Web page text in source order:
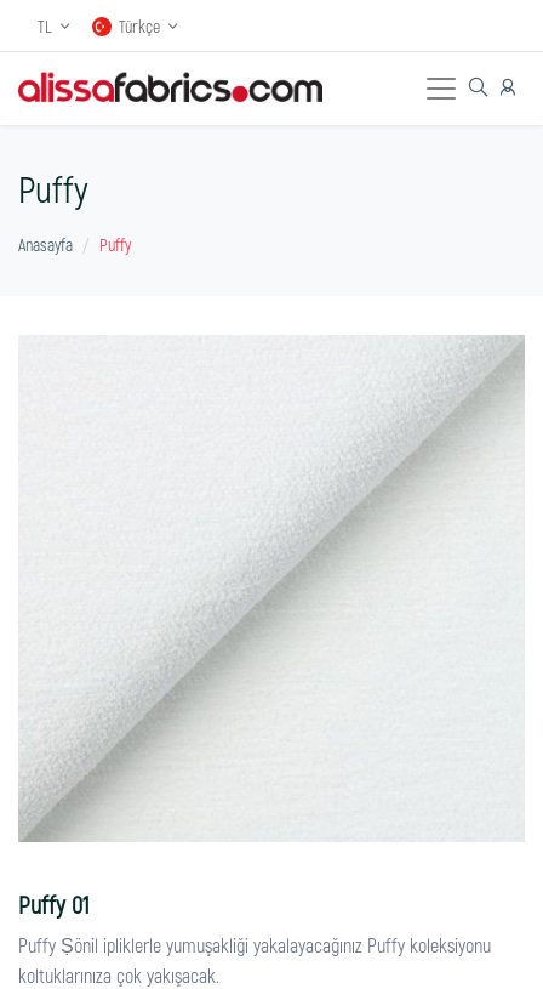
TL Türkçe
Puffy
Anasayfa Puffy
Puffy 01
Puffy Ṣönil ipliklerle yumuşakliği yakalayacağınız Puffy koleksiyonu
koltuklarınıza çok yakışacak.